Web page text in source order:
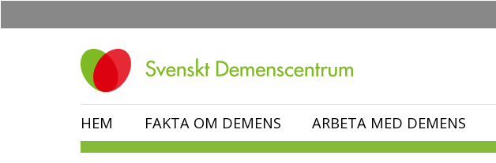
HEM FAKTA OM DEMENS ARBETA MED DEMENS